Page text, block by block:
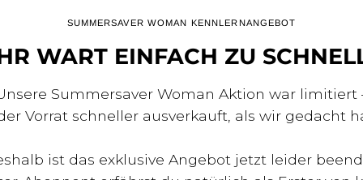
SUMMERSAVER WOMAN KENNLERNANGEBOT
WART EINFACH ZU
Summersaver Woman Aktion war limitiert
Vorrat schneller ausverkauft, als wir gedacht
ist das exklusive Angebot jetzt leider